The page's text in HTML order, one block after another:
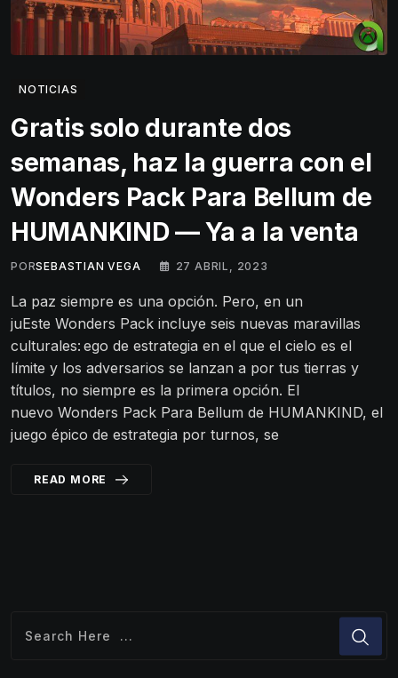
NOTICIAS
Gratis solo durante dos
semanas, haz la guerra con el
Wonders Pack Para Bellum de
HUMANKIND — Ya a la venta
PORSEBASTIAN VEGA 27 ABRIL, 2023
La paz siempre es una opción. Pero, en un
juEste Wonders Pack incluye seis nuevas maravillas
culturales: ego de estrategia en el que el cielo es el
límite y los adversarios se lanzan a por tus tierras y
títulos, no siempre es la primera opción. El
nuevo Wonders Pack Para Bellum de HUMANKIND, el
juego épico de estrategia por turnos, se
READ MORE